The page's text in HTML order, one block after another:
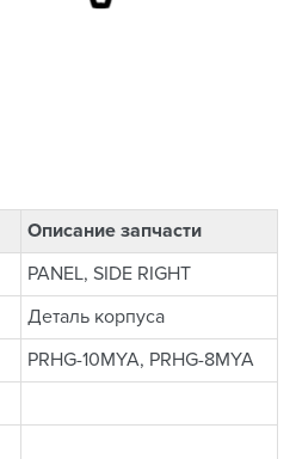
Описание запчасти
PANEL, SIDE RIGHT
Деталь корпуса
PRHG-10MYA, PRHG-8MYA